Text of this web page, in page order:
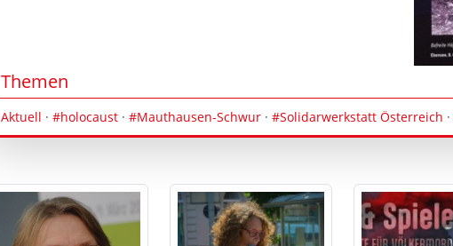
Themen
Aktuell · #holocaust · #Mauthausen-Schwur · #Solidarwerkstatt Österreich ·